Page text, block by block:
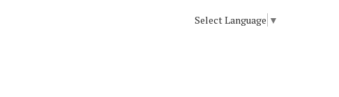
Select Language ▼